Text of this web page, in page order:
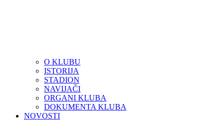
O KLUBU
ISTORIJA
STADION
NAVIJAČI
ORGANI KLUBA
DOKUMENTA KLUBA
NOVOSTI